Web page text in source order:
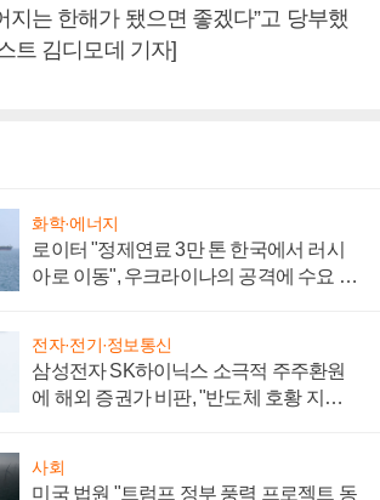
지는 한해가 됐으면 좋겠다”고 당부했
트 김디모데 기자]
화학·에너지
로이터 "정제연료 3만 톤 한국에서 러시
아로 이동", 우크라이나의 공격에 수요 늘
전자·전기·정보통신
삼성전자 SK하이닉스 소극적 주주환원
에 해외 증권가 비판, "반도체 호황 지속
사회
미국 법원 "트럼프 정부 풍력 프로젝트 동